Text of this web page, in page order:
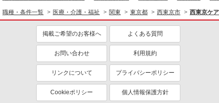
社会保険あり
週1日勤務OK
産休・育休取得実績あり
社員登用あり
職種・条件一覧 医療・介護・福祉 関東 東京都 西東京市 西東京ケ
掲載ご希望のお客様へ よくある質問
お問い合わせ 利用規約
リンクについて プライバシーポリシー
Cookieポリシー 個人情報保護方針